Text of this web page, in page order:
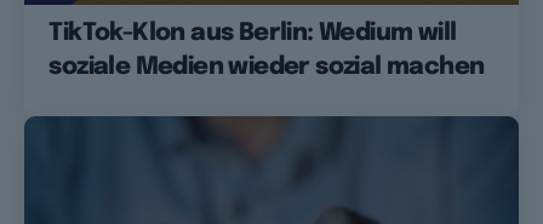
TikTok-Klon aus Berlin: Wedium will
soziale Medien wieder sozial machen